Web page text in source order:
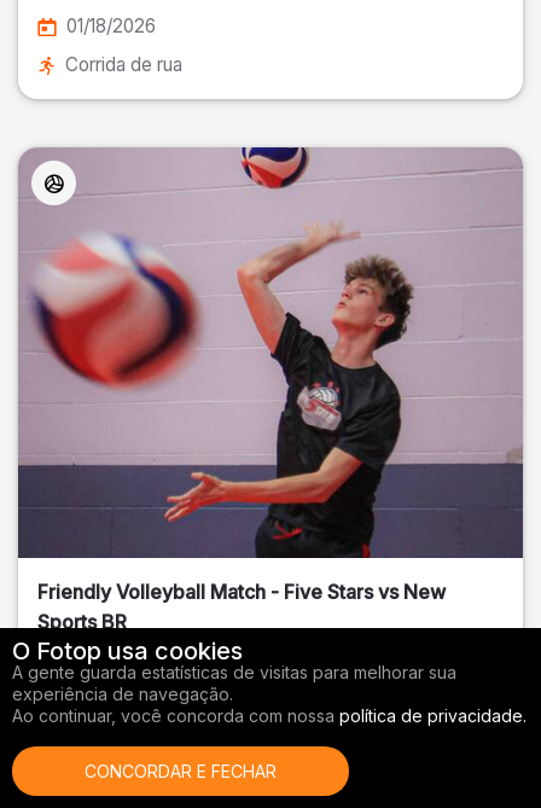
01/18/2026
Corrida de rua
Friendly Volleyball Match - Five Stars vs New
Sports BR
Orange County, FL
01/14/2026
O Fotop usa cookies
A gente guarda estatísticas de visitas para melhorar sua
experiência de navegação.
Ao continuar, você concorda com nossa política de privacidade.
CONCORDAR E FECHAR